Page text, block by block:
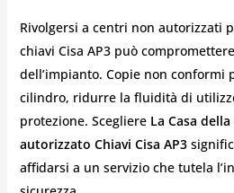
Rivolgersi a centri non autorizzati
chiavi Cisa AP3 può
dell’impianto. Copie non conformi
cilindro, ridurre la fluidità di
protezione. Scegliere La Casa della
autorizzato Chiavi Cisa AP3
affidarsi a un servizio che tutela